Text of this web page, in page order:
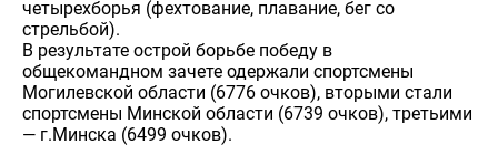
четырехборья (фехтование, плавание, бег со
стрельбой).
В результате острой борьбе победу в
общекомандном зачете одержали спортсмены
Могилевской области (6776 очков), вторыми стали
спортсмены Минской области (6739 очков), третьими
— г.Минска (6499 очков).